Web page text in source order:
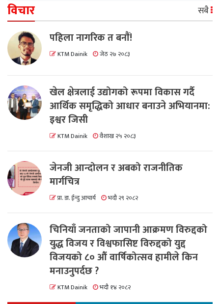
विचार सबै
पहिला नागरिक त बनाैं!
KTM Dainik जेठ २७ २०८३
खेल क्षेत्रलाई उद्योगको रूपमा विकास गर्दै
आर्थिक समृद्धिको आधार बनाउने अभियानमा:
इश्वर जिसी
KTM Dainik वैशाख २५ २०८३
जेनजी आन्दोलन र अबको राजनीतिक
मार्गचित्र
प्रा. डा. ईन्दु आचार्य भदौ २९ २०८२
चिनियाँ जनताको जापानी आक्रमण विरुद्दको
युद्ध विजय र विश्वफासिष्ट विरुद्दको युद्द
विजयको ८० औं वार्षिकोत्सव हामीले किन
मनाउनुपर्दछ ?
KTM Dainik भदौ १४ २०८२